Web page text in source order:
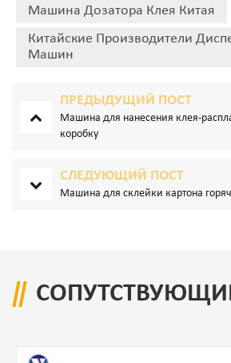
Машина Дозатора Клея Китая
Китайские Производители
Машин
ПРЕДЫДУЩИЙ ПОСТ
Машина для нанесения клея-
коробку
СЛЕДУЮЩИЙ ПОСТ
Машина для склейки картона